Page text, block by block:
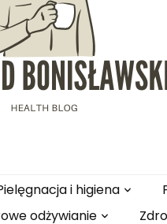
i higiena
odżywianie